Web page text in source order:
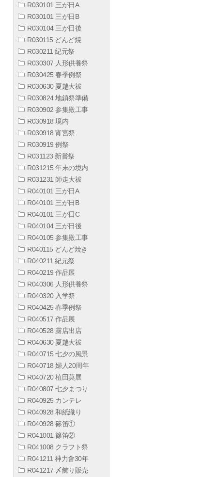
R030101 三が日A
R030101 三が日B
R030104 三が日後
R030115 どんど焼
R030211 紀元祭
R030307 人形供養祭
R030425 春季例祭
R030630 夏越大祓
R030824 地鎮祭準備
R030902 参集殿工事
R030918 境内
R030918 宵宮祭
R030919 例祭
R031123 新嘗祭
R031215 年末の境内
R031231 師走大祓
R040101 三が日A
R040101 三が日B
R040101 三が日C
R040104 三が日後
R040105 参集殿工事
R040115 どんど焼き
R040211 紀元祭
R040219 作品展
R040306 人形供養祭
R040320 入学祭
R040425 春季例祭
R040517 作品展
R040528 露店出店
R040630 夏越大祓
R040715 七夕の風景
R040718 婦人20周年
R040720 植田莫展
R040807 七夕まつり
R040925 カンテレ
R040928 和紙織り
R040928 篠笛①
R041001 篠笛②
R041008 クラフト祭
R041211 神力會30年
R041217 〆飾り販売